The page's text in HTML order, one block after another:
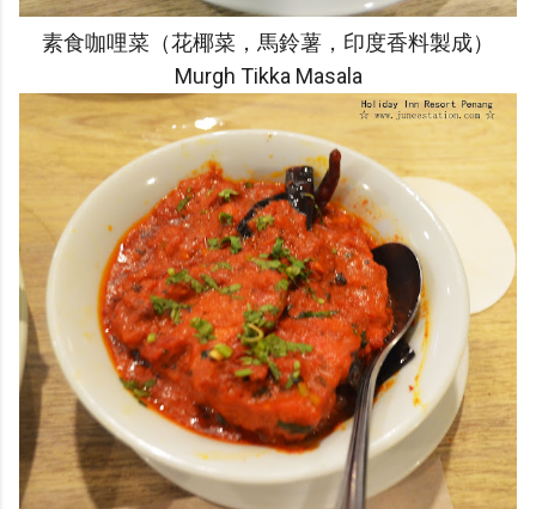
素食咖哩菜（花椰菜，馬鈴薯，印度香料製成）
Murgh Tikka Masala